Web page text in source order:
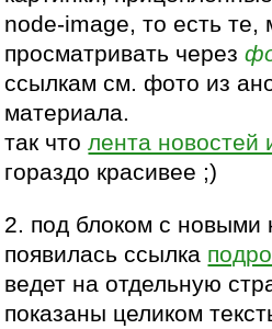
node-image, то есть те,
просматривать через
ссылкам см. фото из
материала.
так чтолента новостей
гораздо красивее ;)
2. под блоком с новыми
появилась ссылка
ведет на отдельную
показаны целиком